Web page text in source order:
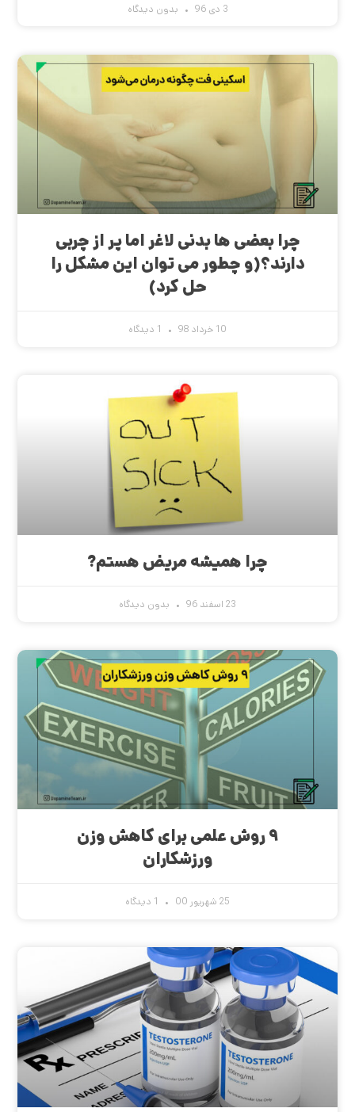
3 دی 96 بدون دیدگاه
چرا بعضی ها بدنی لاغر اما پر از چربی
دارند؟(و چطور می توان این مشکل را
حل کرد)
10 خرداد 98
چرا همیشه مریض هستم?
23 اسفند 96 بدون دیدگاه
۹ روش علمی برای کاهش وزن
ورزشکاران
25 شهریور 00